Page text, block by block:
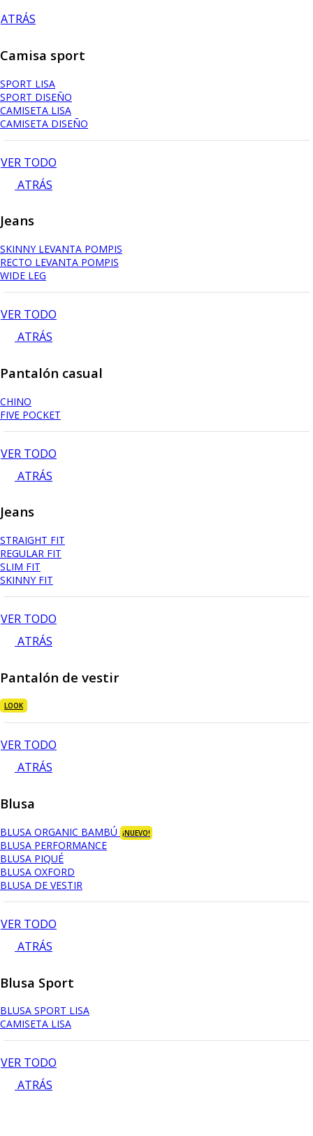
ATRÁS
Camisa sport
SPORT LISA
SPORT DISEÑO
CAMISETA LISA
CAMISETA DISEÑO
VER TODO
ATRÁS
Jeans
SKINNY LEVANTA POMPIS
RECTO LEVANTA POMPIS
WIDE LEG
VER TODO
ATRÁS
Pantalón casual
CHINO
FIVE POCKET
VER TODO
ATRÁS
Jeans
STRAIGHT FIT
REGULAR FIT
SLIM FIT
SKINNY FIT
VER TODO
ATRÁS
Pantalón de vestir
LOOK
VER TODO
ATRÁS
Blusa
BLUSA ORGANIC BAMBÚ ¡NUEVO!
BLUSA PERFORMANCE
BLUSA PIQUÉ
BLUSA OXFORD
BLUSA DE VESTIR
VER TODO
ATRÁS
Blusa Sport
BLUSA SPORT LISA
CAMISETA LISA
VER TODO
ATRÁS